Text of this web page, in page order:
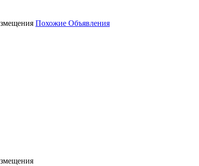
Похожие Объявления